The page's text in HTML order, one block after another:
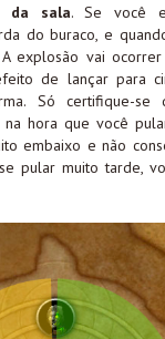
da sala. Se você
do buraco, e
explosão vai
de lançar para
Só certifique-se
na hora que você
embaixo e não
pular muito tarde,